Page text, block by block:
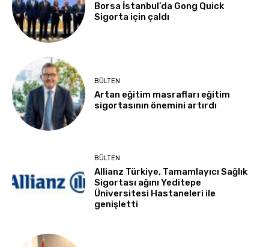
Borsa İstanbul’da Gong Quick
Sigorta için çaldı
BÜLTEN
Artan eğitim masrafları eğitim
sigortasının önemini artırdı
BÜLTEN
Allianz Türkiye, Tamamlayıcı Sağlık
Sigortası ağını Yeditepe
Üniversitesi Hastaneleri ile
genişletti